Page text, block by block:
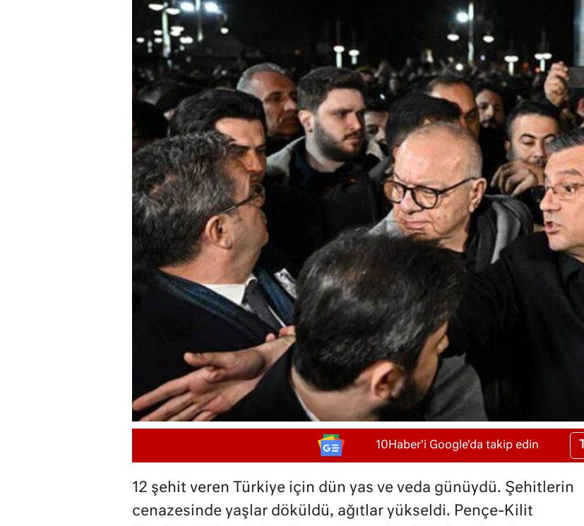
10Haber'i Google'da takip edin
12 şehit veren Türkiye için dün yas ve veda günüydü. Şehitlerin
cenazesinde yaşlar döküldü, ağıtlar yükseldi. Pençe-Kilit